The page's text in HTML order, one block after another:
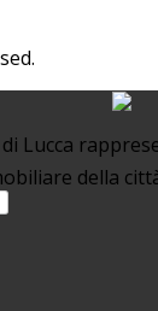
Lucca
della